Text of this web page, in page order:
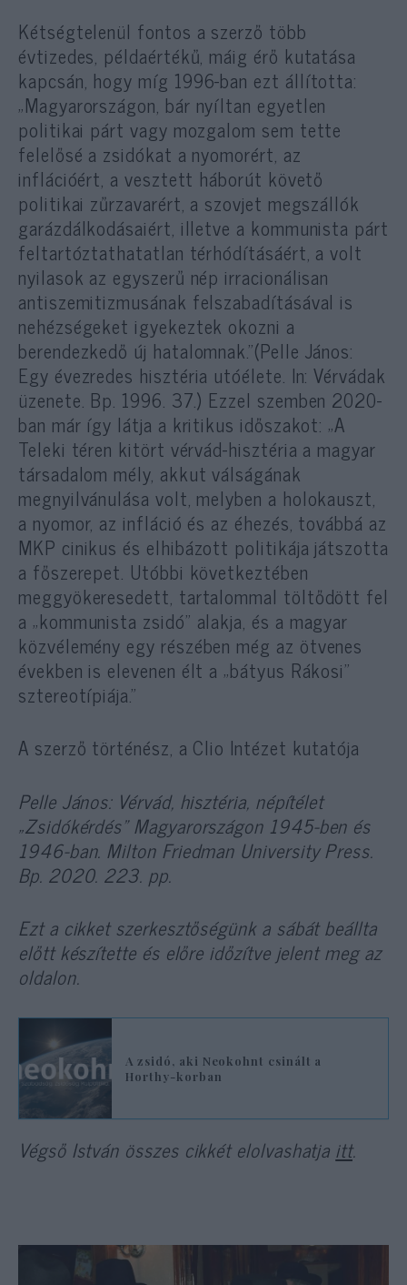
Kétségtelenül fontos a szerző több
évtizedes, példaértékű, máig érő kutatása
kapcsán, hogy míg 1996-ban ezt állította:
„Magyarországon, bár nyíltan egyetlen
politikai párt vagy mozgalom sem tette
felelősé a zsidókat a nyomorért, az
inflációért, a vesztett háborút követő
politikai zűrzavarért, a szovjet megszállók
garázdálkodásaiért, illetve a kommunista párt
feltartóztathatatlan térhódításáért, a volt
nyilasok az egyszerű nép irracionálisan
antiszemitizmusának felszabadításával is
nehézségeket igyekeztek okozni a
berendezkedő új hatalomnak.”(Pelle János:
Egy évezredes hisztéria utóélete. In: Vérvádak
üzenete. Bp. 1996. 37.) Ezzel szemben 2020-
ban már így látja a kritikus időszakot: „A
Teleki téren kitört vérvád-hisztéria a magyar
társadalom mély, akkut válságának
megnyilvánulása volt, melyben a holokauszt,
a nyomor, az infláció és az éhezés, továbbá az
MKP cinikus és elhibázott politikája játszotta
a főszerepet. Utóbbi következtében
meggyökeresedett, tartalommal töltődött fel
a „kommunista zsidó” alakja, és a magyar
közvélemény egy részében még az ötvenes
években is elevenen élt a „bátyus Rákosi”
sztereotípiája.”
A szerző történész, a Clio Intézet kutatója
Pelle János: Vérvád, hisztéria, népítélet
„Zsidókérdés” Magyarországon 1945-ben és
1946-ban. Milton Friedman University Press.
Bp. 2020. 223. pp.
Ezt a cikket szerkesztőségünk a sábát beállta
előtt készítette és előre időzítve jelent meg az
oldalon.
A zsidó, aki Neokohnt csinált a
Horthy-korban
Végső István összes cikkét elolvashatja itt.